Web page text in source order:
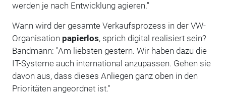
werden je nach Entwicklung agieren."
Wann wird der gesamte Verkaufsprozess in der VW-
Organisation papierlos, sprich digital realisiert sein?
Bandmann: "Am liebsten gestern. Wir haben dazu die
IT-Systeme auch international anzupassen. Gehen sie
davon aus, dass dieses Anliegen ganz oben in den
Prioritäten angeordnet ist."